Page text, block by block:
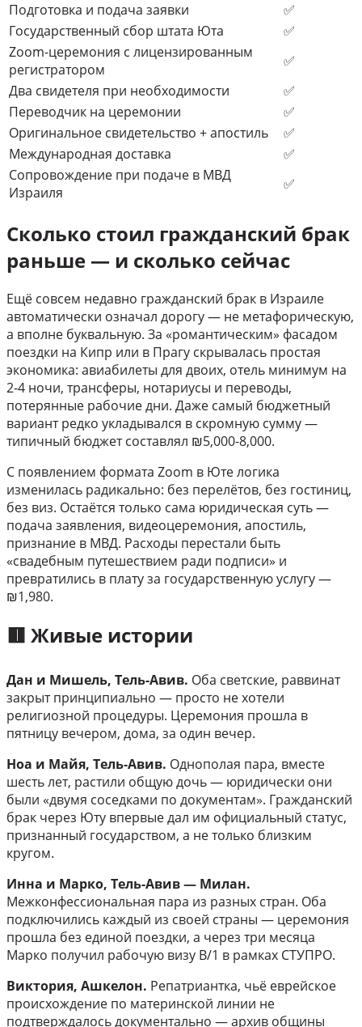
Подготовка и подача заявки
✅
Государственный сбор штата Юта
✅
Zoom-церемония с лицензированным
регистратором
✅
Два свидетеля при необходимости
✅
Переводчик на церемонии
✅
Оригинальное свидетельство + апостиль
✅
Международная доставка
✅
Сопровождение при подаче в МВД
Израиля
✅
Сколько стоил гражданский брак
раньше — и сколько сейчас
Ещё совсем недавно гражданский брак в Израиле
автоматически означал дорогу — не метафорическую,
а вполне буквальную. За «романтическим» фасадом
поездки на Кипр или в Прагу скрывалась простая
экономика: авиабилеты для двоих, отель минимум на
2-4 ночи, трансферы, нотариусы и переводы,
потерянные рабочие дни. Даже самый бюджетный
вариант редко укладывался в скромную сумму —
типичный бюджет составлял ₪5,000-8,000.
С появлением формата Zoom в Юте логика
изменилась радикально: без перелётов, без гостиниц,
без виз. Остаётся только сама юридическая суть —
подача заявления, видеоцеремония, апостиль,
признание в МВД. Расходы перестали быть
«свадебным путешествием ради подписи» и
превратились в плату за государственную услугу —
₪1,980.
🟥 Живые истории
Дан и Мишель, Тель-Авив. Оба светские, раввинат
закрыт принципиально — просто не хотели
религиозной процедуры. Церемония прошла в
пятницу вечером, дома, за один вечер.
Ноа и Майя, Тель-Авив. Однополая пара, вместе
шесть лет, растили общую дочь — юридически они
были «двумя соседками по документам». Гражданский
брак через Юту впервые дал им официальный статус,
признанный государством, а не только близким
кругом.
Инна и Марко, Тель-Авив — Милан.
Межконфессиональная пара из разных стран. Оба
подключились каждый из своей страны — церемония
прошла без единой поездки, а через три месяца
Марко получил рабочую визу В/1 в рамках СТУПРО.
Виктория, Ашкелон. Репатриантка, чьё еврейское
происхождение по материнской линии не
подтверждалось документально — архив общины